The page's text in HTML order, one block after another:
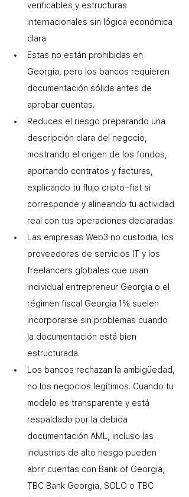
verificables y estructuras
internacionales sin lógica económica
clara.
Estas no están prohibidas en
Georgia, pero los bancos requieren
documentación sólida antes de
aprobar cuentas.
Reduces el riesgo preparando una
descripción clara del negocio,
mostrando el origen de los fondos,
aportando contratos y facturas,
explicando tu flujo cripto–fiat si
corresponde y alineando tu actividad
real con tus operaciones declaradas.
Las empresas Web3 no custodia, los
proveedores de servicios IT y los
freelancers globales que usan
individual entrepreneur Georgia o el
régimen fiscal Georgia 1% suelen
incorporarse sin problemas cuando
la documentación está bien
estructurada.
Los bancos rechazan la ambigüedad,
no los negocios legítimos. Cuando tu
modelo es transparente y está
respaldado por la debida
documentación AML, incluso las
industrias de alto riesgo pueden
abrir cuentas con Bank of Georgia,
TBC Bank Georgia, SOLO o TBC